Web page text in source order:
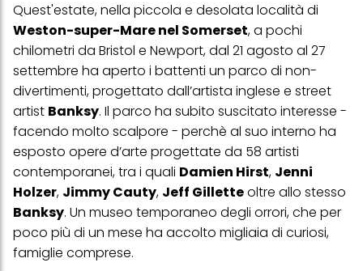
Quest'estate, nella piccola e desolata località di
Weston-super-Mare nel Somerset, a pochi
chilometri da Bristol e Newport, dal 21 agosto al 27
settembre ha aperto i battenti un parco di non-
divertimenti, progettato dall’artista inglese e street
artist Banksy. Il parco ha subito suscitato interesse -
facendo molto scalpore - perchè al suo interno ha
esposto opere d’arte progettate da 58 artisti
contemporanei, tra i quali Damien Hirst, Jenni
Holzer, Jimmy Cauty, Jeff Gilletteoltre allo stesso
Banksy. Un museo temporaneo degli orrori, che per
poco più di un mese ha accolto migliaia di curiosi,
famiglie comprese.